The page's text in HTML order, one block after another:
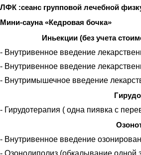
ЛФК :сеанс групповой лечебной
Мини-сауна «Кедровая бочка»
Иньекции (без учета
- Внутривенное введение
- Внутривенное введение
- Внутримышечное введение
- Гирудотерапия ( одна пиявка с
- Внутривенное введение
- Озонолиполиз (обкалывание одной